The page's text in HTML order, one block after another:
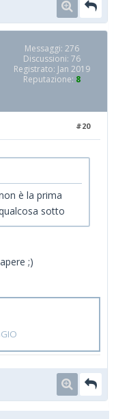
Messaggi: 276
Discussioni: 76
Registrato: Jan 2019
Reputazione: 8
#20
è la prima
sotto
;)